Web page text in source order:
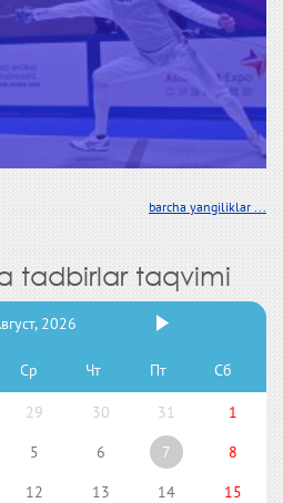
barcha yangiliklar ...
tadbirlar taqvimi
2026
Ср Чт Пт Сб
29 30 31
1
5 6 7
8
12 13 14
15